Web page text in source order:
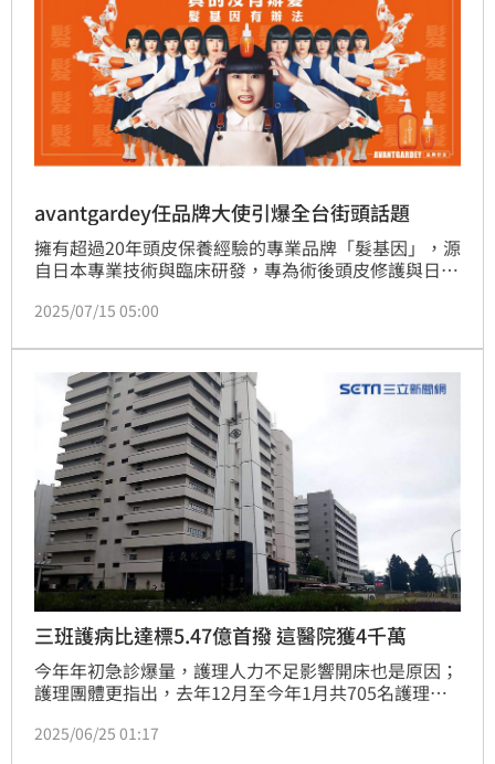
avantgardey任品牌大使引爆全台街頭話題
擁有超過20年頭皮保養經驗的專業品牌「髮基因」，源
自日本專業技術與臨床研發，專為術後頭皮修護與日常
礎、皮膚科學為依據」的理念，致力於提供安全、專
2025/07/15 05:00
三班護病比達標5.47億首撥 這醫院獲4千萬
今年年初急診爆量，護理人力不足影響開床也是原因；
護理團體更指出，去年12月至今年1月共705名護理人
將祭出醫院「三班護病比」先達標先獎勵，經費預估約
2025/06/25 01:17